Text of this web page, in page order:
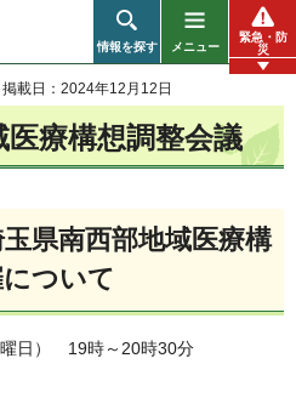
情報を探す メニュー
緊急・防
災
掲載日：2024年12月12日
療構想調整会議
県南西部地域医療構
ついて
日） 19時～20時30分